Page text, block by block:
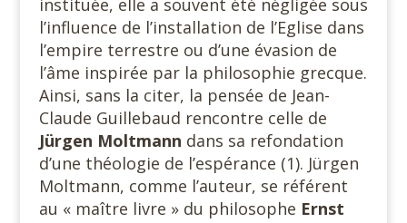
instituée, elle a souvent été négligée sous
l’influence de l’installation de l’Eglise dans
l’empire terrestre ou d’une évasion de
l’âme inspirée par la philosophie grecque.
Ainsi, sans la citer, la pensée de Jean-
Claude Guillebaud rencontre celle de
Jürgen Moltmann dans sa refondation
d’une théologie de l’espérance (1). Jürgen
Moltmann, comme l’auteur, se référent
au « maître livre » du philosophe Ernst